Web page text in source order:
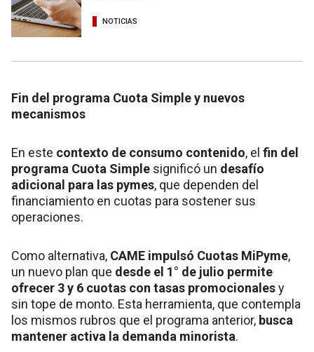
NOTICIAS
Fin del programa Cuota Simple y nuevos
mecanismos
En este contexto de consumo contenido, el fin del
programa Cuota Simple significó un desafío
adicional para las pymes, que dependen del
financiamiento en cuotas para sostener sus
operaciones.
Como alternativa, CAME impulsó Cuotas MiPyme,
un nuevo plan que desde el 1° de julio permite
ofrecer 3 y 6 cuotas con tasas promocionalesy
sin tope de monto. Esta herramienta, que contempla
los mismos rubros que el programa anterior, busca
mantener activa la demanda minorista.